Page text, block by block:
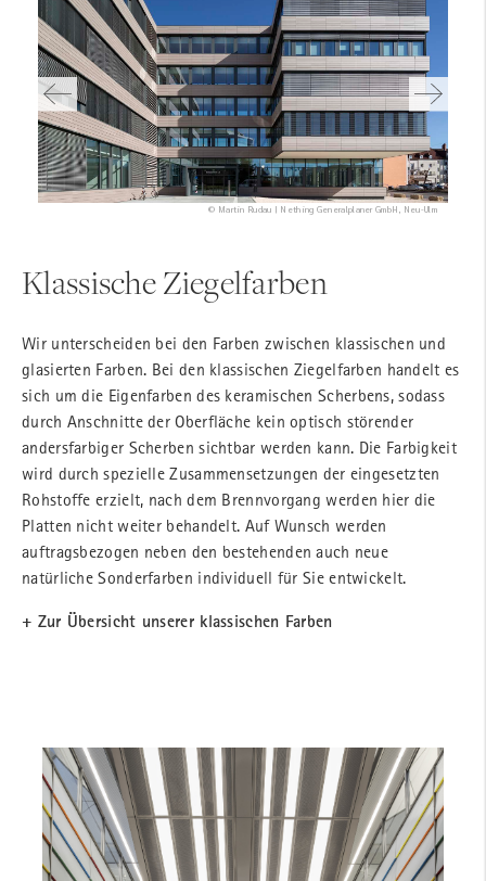
© Alexander Bernhard | POS architekten ZT GmbH, Vienna
© Martin Rudau | Nething Generalplaner GmbH, Neu-Ulm
© Anke Müllerklein | Schnettler Architekten, Weimar
© Halkin Photography LLC | Ennead Architects, New York
Klassische Ziegelfarben
Wir unterscheiden bei den Farben zwischen klassischen und
glasierten Farben. Bei den klassischen Ziegelfarben handelt es
sich um die Eigenfarben des keramischen Scherbens, sodass
durch Anschnitte der Oberfläche kein optisch störender
andersfarbiger Scherben sichtbar werden kann. Die Farbigkeit
wird durch spezielle Zusammensetzungen der eingesetzten
Rohstoffe erzielt, nach dem Brennvorgang werden hier die
Platten nicht weiter behandelt. Auf Wunsch werden
auftragsbezogen neben den bestehenden auch neue
natürliche Sonderfarben individuell für Sie entwickelt.
+ Zur Übersicht unserer klassischen Farben